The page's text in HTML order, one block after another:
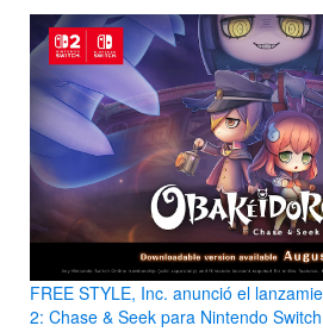
FREE STYLE, Inc. anunció el
2: Chase & Seek para Nintendo